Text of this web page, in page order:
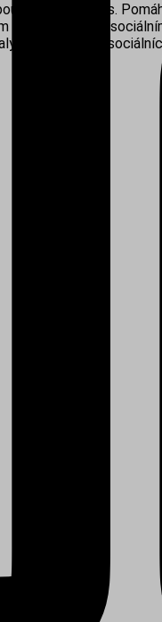
cookies.
i propojením se
reklamy a